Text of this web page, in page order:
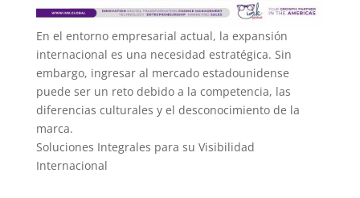
En el entorno empresarial actual, la expansión
internacional es una necesidad estratégica. Sin
embargo, ingresar al mercado estadounidense
puede ser un reto debido a la competencia, las
diferencias culturales y el desconocimiento de la
marca.
Soluciones Integrales para su Visibilidad
Internacional